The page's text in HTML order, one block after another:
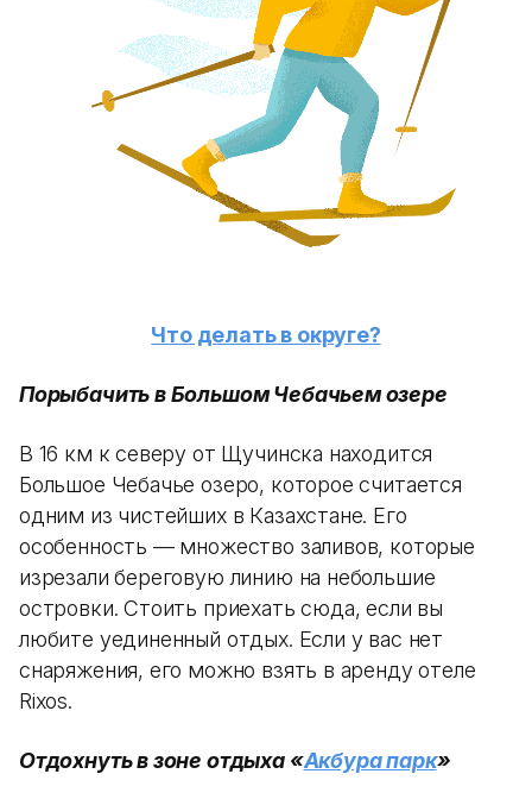
Что делать в округе?
Порыбачить в Большом Чебачьем озере
В 16 км к северу от Щучинска находится
Большое Чебачье озеро, которое считается
одним из чистейших в Казахстане. Его
особенность — множество заливов, которые
изрезали береговую линию на небольшие
островки. Стоить приехать сюда, если вы
любите уединенный отдых. Если у вас нет
снаряжения, его можно взять в аренду отеле
Rixos.
Отдохнуть в зоне отдыха «Акбура парк»